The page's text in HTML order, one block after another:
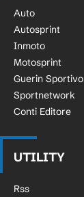
Auto
Autosprint
Inmoto
Motosprint
Guerin Sportivo
Sportnetwork
Conti Editore
UTILITY
Rss